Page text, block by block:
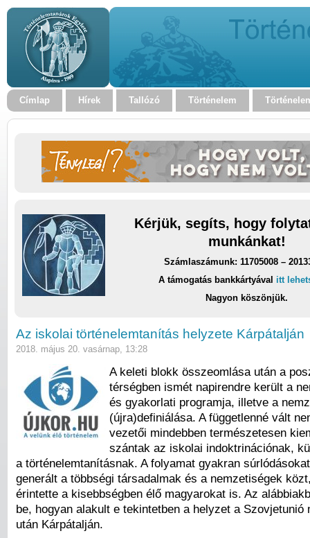
Címlap Hírek Tallózó Történelem
Kérjük, segíts, hogy
munkánkat!
Számlaszámunk: 11705008 –
A támogatás bankkártyával itt
Nagyon köszönjük.
Az iskolai történelemtanítás helyzete Kárpátalján
2018. május 20. vasárnap, 13:28
A keleti blokk összeomlása után a
térségben ismét napirendre került a
és gyakorlati programja, illetve a
(újra)definiálása. A függetlenné vált
vezetői mindebben természetesen
szántak az iskolai indoktrinációnak,
a történelemtanításnak. A folyamat gyakran
generált a többségi társadalmak és a nemzetiségek
érintette a kisebbségben élő magyarokat is. Az
be, hogyan alakult e tekintetben a helyzet a Szovjetunió
után Kárpátalján.